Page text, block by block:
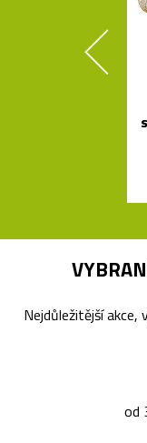
Nejdůležitější
od